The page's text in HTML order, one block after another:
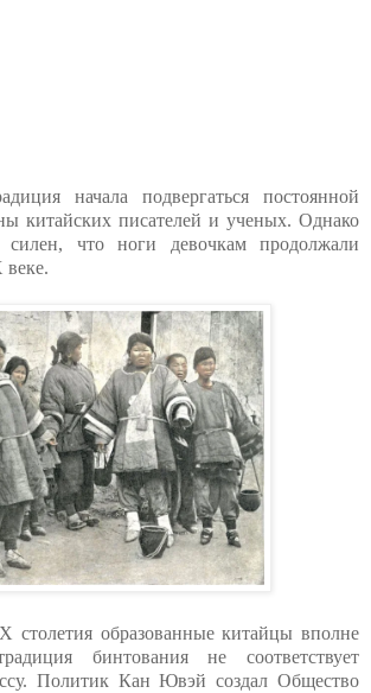
начала подвергаться постоянной
китайских писателей и ученых. Однако
что ноги девочкам продолжали
веке.
образованные китайцы вполне
бинтования не соответствует
Политик Кан Ювэй создал Общество